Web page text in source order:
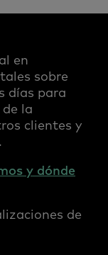
en
sobre
días para
la
clientes y
y dónde
de